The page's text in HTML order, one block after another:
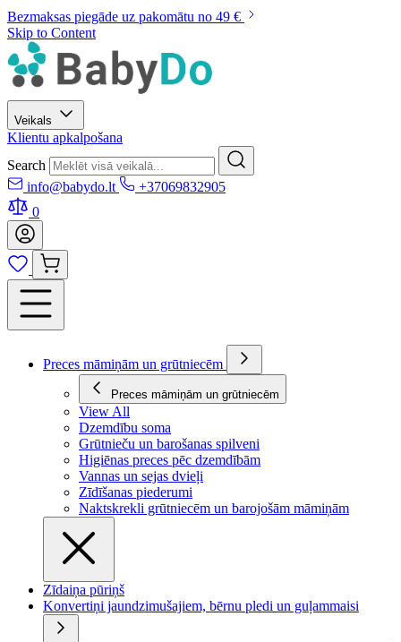
Bezmaksas piegāde uz pakomātu no 49 €
Skip to Content
Veikals
Klientu apkalpošana
Search
info@babydo.lt
+37069832905
0
Preces māmiņām un grūtniecēm
Preces māmiņām un grūtniecēm
View All
Dzemdību soma
Grūtnieču un barošanas spilveni
Higiēnas preces pēc dzemdībām
Vannas un sejas dvieļi
Zīdīšanas piederumi
Naktskrekli grūtniecēm un barojošām māmiņām
Zīdaiņa pūriņš
Konvertiņi jaundzimušajiem, bērnu pledi un guļammaisi